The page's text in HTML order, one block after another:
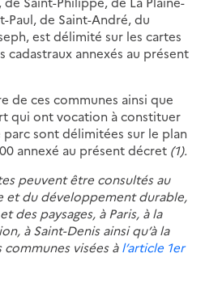
Paul, de Saint-André, du
est délimité sur les cartes
cadastraux annexés au présent
de ces communes ainsi que
qui ont vocation à constituer
parc sont délimitées sur le plan
annexé au présent décret (1).
peuvent être consultés au
et du développement durable,
des paysages, à Paris, à la
à Saint-Denis ainsi qu’à la
visées àl’article 1er